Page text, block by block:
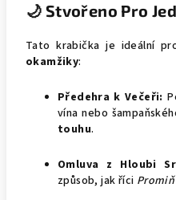
🌙 Stvořeno Pro
Tato krabička je ideální
okamžiky:
Předehra k Večeři:
vína nebo
touhu.
Omluva z Hloubi
způsob, jak říci Promiň